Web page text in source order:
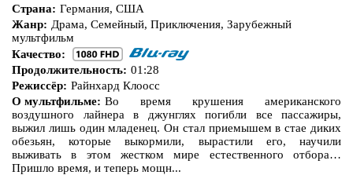
Страна: Германия, США
Жанр: Драма, Семейный, Приключения, Зарубежный
мультфильм
Качество:
Продолжительность: 01:28
Режиссёр: Райнхард Клоосс
О мультфильме: Во время крушения американского
воздушного лайнера в джунглях погибли все пассажиры,
выжил лишь один младенец. Он стал приемышем в стае диких
обезьян, которые выкормили, вырастили его, научили
выживать в этом жестком мире естественного отбора…
Пришло время, и теперь мощн...